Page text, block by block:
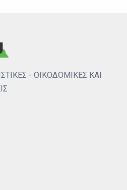
- ΟΙΚΟΔΟΜΙΚΕΣ ΚΑΙ